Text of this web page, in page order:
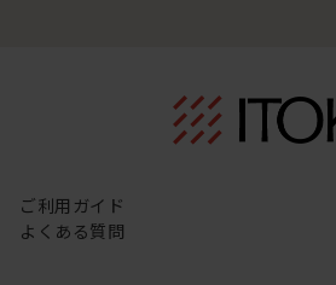
ご利用ガイド
よくある質問